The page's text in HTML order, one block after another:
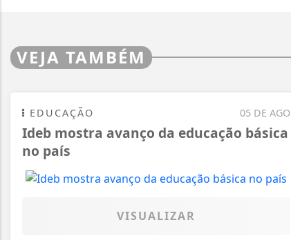
VEJA TAMBÉM
05 DE AGO
EDUCAÇÃO
Ideb mostra avanço da educação básica
no país
VISUALIZAR